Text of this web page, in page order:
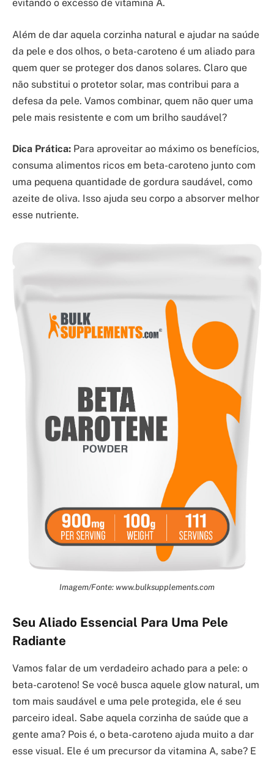
evitando o excesso de vitamina A.
Além de dar aquela corzinha natural e ajudar na saúde
da pele e dos olhos, o beta-caroteno é um aliado para
quem quer se proteger dos danos solares. Claro que
não substitui o protetor solar, mas contribui para a
defesa da pele. Vamos combinar, quem não quer uma
pele mais resistente e com um brilho saudável?
Dica Prática: Para aproveitar ao máximo os benefícios,
consuma alimentos ricos em beta-caroteno junto com
uma pequena quantidade de gordura saudável, como
azeite de oliva. Isso ajuda seu corpo a absorver melhor
esse nutriente.
Imagem/Fonte: www.bulksupplements.com
Seu Aliado Essencial Para Uma Pele
Radiante
Vamos falar de um verdadeiro achado para a pele: o
beta-caroteno! Se você busca aquele glow natural, um
tom mais saudável e uma pele protegida, ele é seu
parceiro ideal. Sabe aquela corzinha de saúde que a
gente ama? Pois é, o beta-caroteno ajuda muito a dar
esse visual. Ele é um precursor da vitamina A, sabe? E